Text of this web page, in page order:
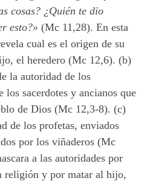
cosas? ¿Quién te dio
esto?» (Mc 11,28). En esta
cual es el origen de su
el heredero (Mc 12,6). (b)
la autoridad de los
los sacerdotes y ancianos que
de Dios (Mc 12,3-8). (c)
de los profetas, enviados
por los viñaderos (Mc
a las autoridades por
religión y por matar al hijo,